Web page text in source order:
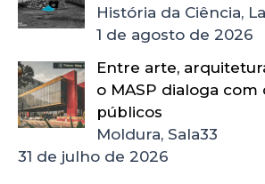
História da Ciência,
1 de agosto de 2026
Entre arte,
o MASP dialoga
públicos
Moldura, Sala33
31 de julho de 2026